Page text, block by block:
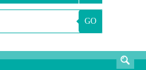
GO
AXTARIŞ